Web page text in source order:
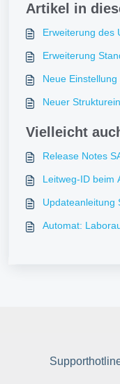
Artikel in
Erweiterung des
Erweiterung
Neue Einstellung
Neuer
Vielleicht
Release Notes
Leitweg-ID beim
Updateanleitung
Automat: